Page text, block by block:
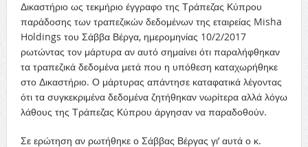
Δικαστήριο ως τεκμήριο έγγραφο της Τράπεζας Κύπρου
παράδοσης των τραπεζικών δεδομένων της εταιρείας Misha
Holdings του Σάββα Βέργα, ημερομηνίας 10/2/2017
ρωτώντας τον μάρτυρα αν αυτό σημαίνει ότι παραλήφθηκαν
τα τραπεζικά δεδομένα μετά που η υπόθεση καταχωρήθηκε
στο Δικαστήριο. Ο μάρτυρας απάντησε καταφατικά λέγοντας
ότι τα συγκεκριμένα δεδομένα ζητήθηκαν νωρίτερα αλλά λόγω
λάθους της Τράπεζας Κύπρου άργησαν να παραδοθούν.
Σε ερώτηση αν ρωτήθηκε ο Σάββας Βέργας γι’ αυτά ο κ.